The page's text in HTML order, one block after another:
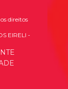
direitos
EIRELI -